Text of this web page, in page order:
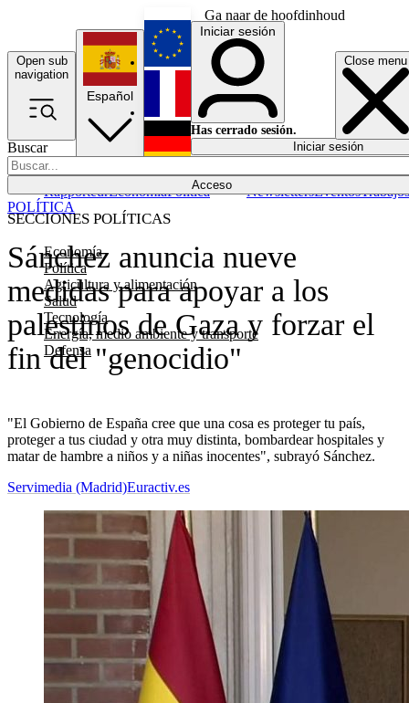
Ga naar de hoofdinhoud
Open sub
navigation
Close menu
Buscar
Acceso
SECCIONES POLÍTICAS
Economía
Política
Agricultura y alimentación
Salud
Tecnología
Energía, medio ambiente y transporte
Defensa
RapporteurEconomíaPolítica NewslettersEventosTrabajos
Español
English
Français
Iniciar sesión
Has cerrado sesión.
Iniciar sesión
Sánchez anuncia nueve
medidas para apoyar a los
palestinos de Gaza y forzar el
fin del "genocidio"
"El Gobierno de España cree que una cosa es proteger tu país,
proteger a tus ciudad y otra muy distinta, bombardear hospitales y
matar de hambre a niños y a niñas inocentes", subrayó Sánchez.
POLÍTICA
Servimedia (Madrid)Euractiv.es